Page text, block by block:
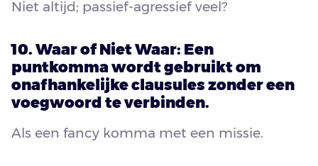
Niet altijd; passief-agressief veel?
10. Waar of Niet Waar: Een
puntkomma wordt gebruikt om
onafhankelijke clausules zonder een
voegwoord te verbinden.
Als een fancy komma met een missie.